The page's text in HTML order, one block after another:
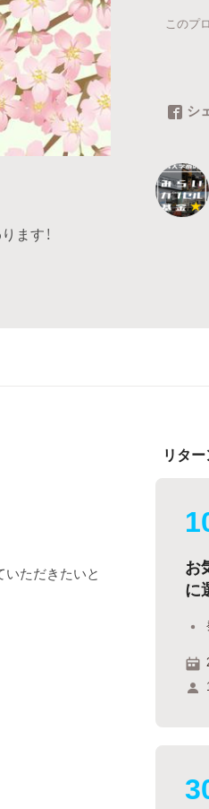
ます！
このプ
シ
ただきたいと
リタ
お
に